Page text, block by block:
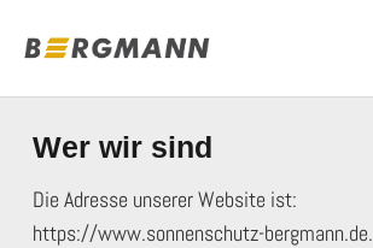
Wer wir sind
Die Adresse unserer Website ist:
https://www.sonnenschutz-bergmann.de.